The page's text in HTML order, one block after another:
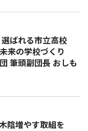
ばれる市立高校
来の学校づくり
筆頭副団長 おしも
陰増やす取組を